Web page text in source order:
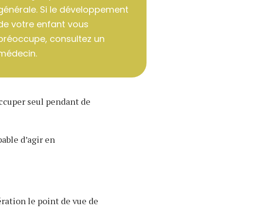
Si le développement
votre enfant vous
consultez un
seul pendant de
d’agir en
le point de vue de